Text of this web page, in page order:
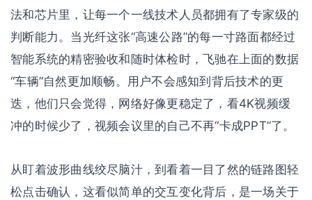
法和芯片里，让每一个一线技术人员都拥有了专家级的
判断能力。当光纤这张“高速公路”的每一寸路面都经过
智能系统的精密验收和随时体检时，飞驰在上面的数据
“车辆”自然更加顺畅。用户不会感知到背后技术的更
迭，他们只会觉得，网络好像更稳定了，看4K视频缓
冲的时候少了，视频会议里的自己不再“卡成PPT”了。
从盯着波形曲线绞尽脑汁，到看着一目了然的链路图轻
松点击确认，这看似简单的交互变化背后，是一场关于